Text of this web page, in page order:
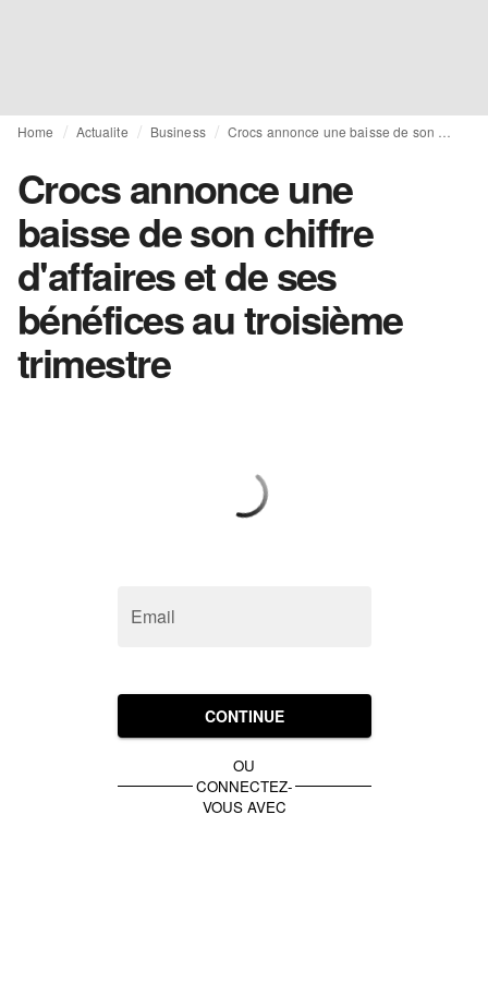
Home Actualite Business
Crocs annonce une
baisse de son chiffre
d'affaires et de ses
bénéfices au troisième
trimestre
Email
CONTINUE
OU
CONNECTEZ-
VOUS AVEC